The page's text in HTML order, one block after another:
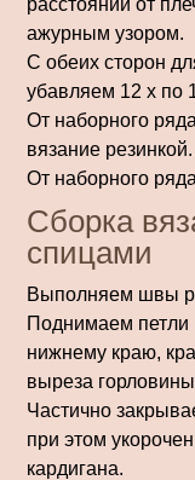
ажурным узором.
С обеих сторон
убавляем 12 х по
От наборного
вязание резинкой.
От наборного
Сборка
спицами
Выполняем швы
Поднимаем петли
нижнему краю,
выреза
Частично
при этом
кардигана.